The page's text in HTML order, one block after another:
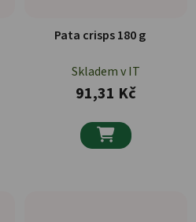
Pata crisps 180 g
Skladem v IT
91,31 Kč
